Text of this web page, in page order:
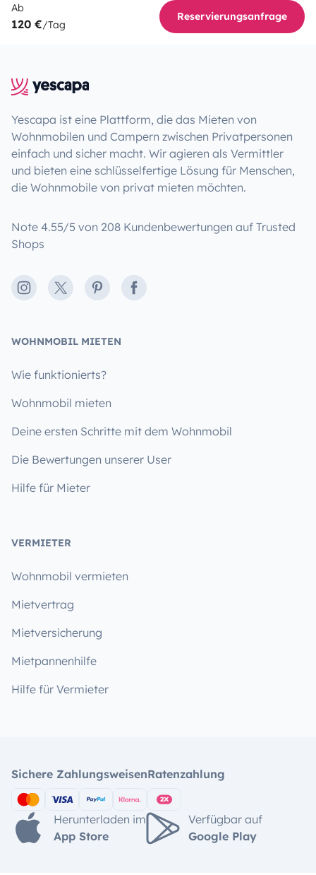
Ab
120 €/Tag
Reservierungsanfrage
Yescapa ist eine Plattform, die das Mieten von
Wohnmobilen und Campern zwischen Privatpersonen
einfach und sicher macht. Wir agieren als Vermittler
und bieten eine schlüsselfertige Lösung für Menschen,
die Wohnmobile von privat mieten möchten.
Note 4.55/5 von 208 Kundenbewertungen auf Trusted
Shops
Instagram
X PinterestFacebook
WOHNMOBIL MIETEN
Wie funktionierts?
Wohnmobil mieten
Deine ersten Schritte mit dem Wohnmobil
Die Bewertungen unserer User
Hilfe für Mieter
VERMIETER
Wohnmobil vermieten
Mietvertrag
Mietversicherung
Mietpannenhilfe
Hilfe für Vermieter
Sichere ZahlungsweisenRatenzahlung
Herunterladen im
App Store
Verfügbar auf
Google Play